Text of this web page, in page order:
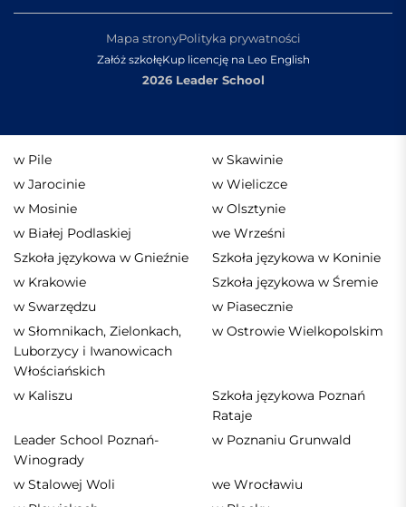
2026 Leader School
Załóż szkołęKup licencję na Leo English
Mapa stronyPolityka prywatności
w Pile
w Skawinie
w Jarocinie
w Wieliczce
w Mosinie
w Olsztynie
w Białej Podlaskiej
we Wrześni
Szkoła językowa w Gnieźnie
Szkoła językowa w Koninie
w Krakowie
Szkoła językowa w Śremie
w Swarzędzu
w Piasecznie
w Słomnikach, Zielonkach,
Luborzycy i Iwanowicach
Włościańskich
w Ostrowie Wielkopolskim
w Kaliszu
Szkoła językowa Poznań
Rataje
Leader School Poznań-
Winogrady
w Poznaniu Grunwald
w Stalowej Woli
we Wrocławiu